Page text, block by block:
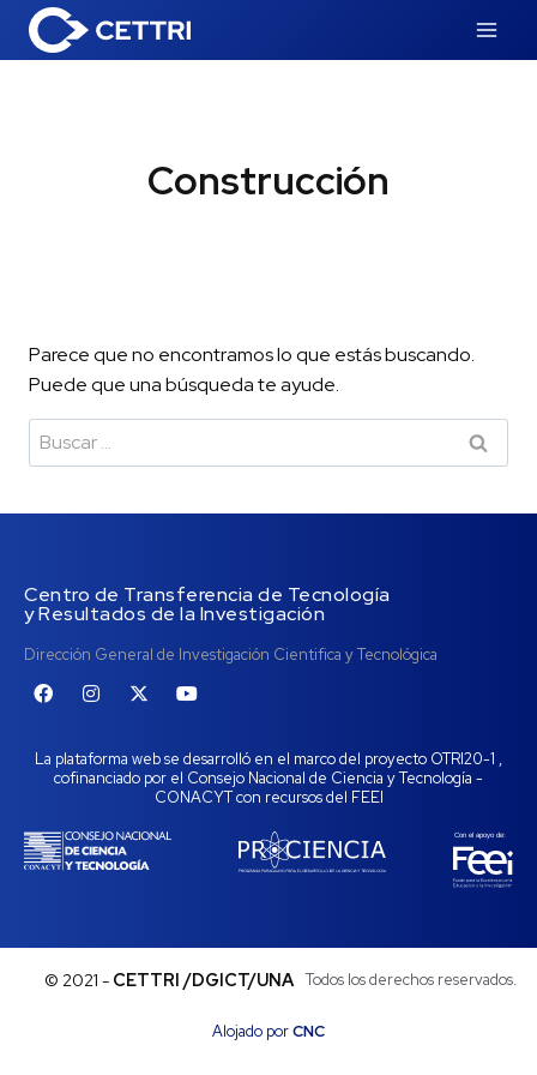
Construcción
Parece que no encontramos lo que estás buscando.
Puede que una búsqueda te ayude.
Centro de Transferencia de Tecnología
y Resultados de la Investigación
Dirección General de Investigación Cientifica y Tecnológica
La plataforma web se desarrolló en el marco del proyecto OTRI20-1 ,
cofinanciado por el Consejo Nacional de Ciencia y Tecnología -
CONACYT con recursos del FEEI
© 2021 - CETTRI /DGICT/UNA Todos los derechos reservados.
Alojado porCNC